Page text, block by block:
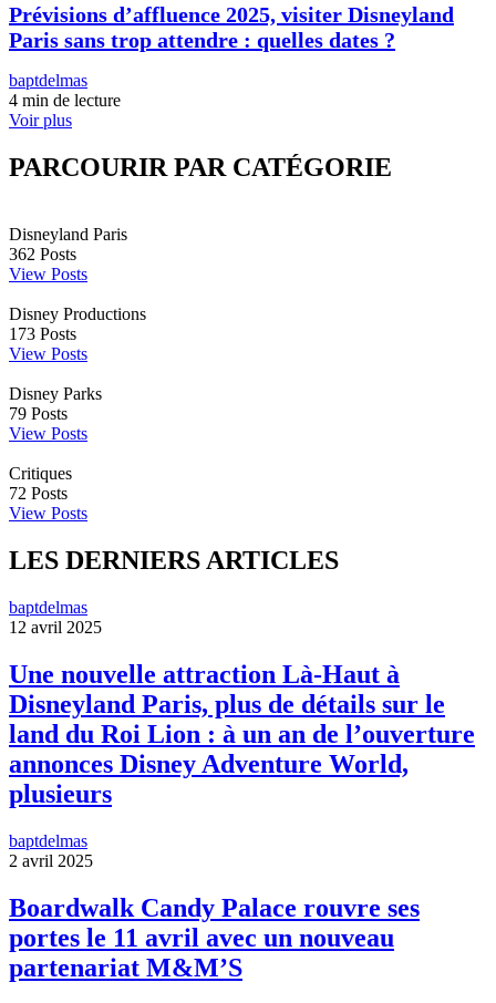
Prévisions d’affluence 2025, visiter Disneyland
Paris sans trop attendre : quelles dates ?
baptdelmas
4 min de lecture
Voir plus
PARCOURIR PAR CATÉGORIE
Disneyland Paris
362 Posts
View Posts
Disney Productions
173 Posts
View Posts
Disney Parks
79 Posts
View Posts
Critiques
72 Posts
View Posts
LES DERNIERS ARTICLES
baptdelmas
12 avril 2025
Une nouvelle attraction Là-Haut à
Disneyland Paris, plus de détails sur le
land du Roi Lion : à un an de l’ouverture
annonces Disney Adventure World,
plusieurs
baptdelmas
2 avril 2025
Boardwalk Candy Palace rouvre ses
portes le 11 avril avec un nouveau
partenariat M&M’S